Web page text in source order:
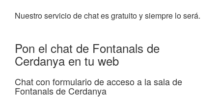
Nuestro servicio de chat es gratuito y siempre lo será.
Pon el chat de Fontanals de
Cerdanya en tu web
Chat con formulario de acceso a la sala de
Fontanals de Cerdanya